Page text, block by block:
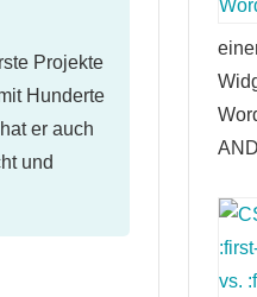
Projekte
Hunderte
er auch
und